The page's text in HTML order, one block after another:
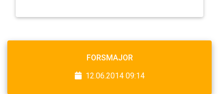
FORSMAJOR
12.06.2014 09:14